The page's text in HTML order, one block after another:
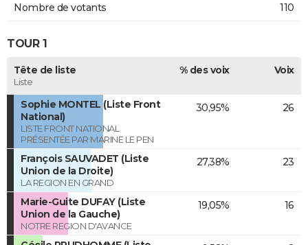
Nombre de votants 110
TOUR 1
Tête de liste
Liste
% des voix Voix
Sophie MONTEL (Liste Front
National)
LISTE FRONT NATIONAL
PRÉSENTÉE PAR MARINE LE PEN
30,95% 26
François SAUVADET (Liste
Union de la Droite)
LA REGION EN GRAND
27,38% 23
Marie-Guite DUFAY (Liste
Union de la Gauche)
NOTRE REGION D'AVANCE
19,05% 16